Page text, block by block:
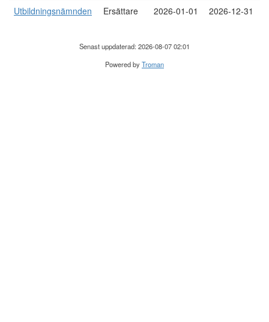
Utbildningsnämnden
Ersättare 2026-01-01 2026-12-31
Senast uppdaterad: 2026-08-07 02:01
Powered byTroman